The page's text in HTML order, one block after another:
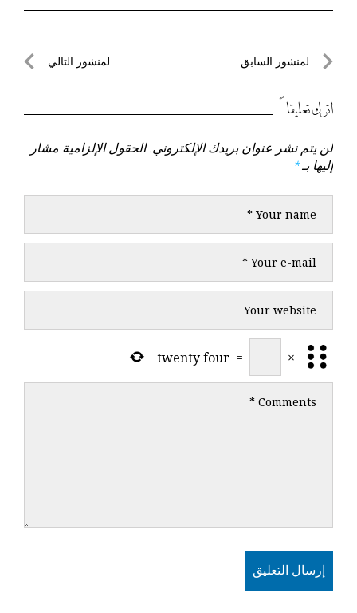
تصفّحلمنشور السابق
السابق
لمنشور التالي
اترك تعليقاً
لن يتم نشر عنوان بريدك الإلكتروني. الحقول الإلزامية مشار
إليها بـ*
×
=
twenty four